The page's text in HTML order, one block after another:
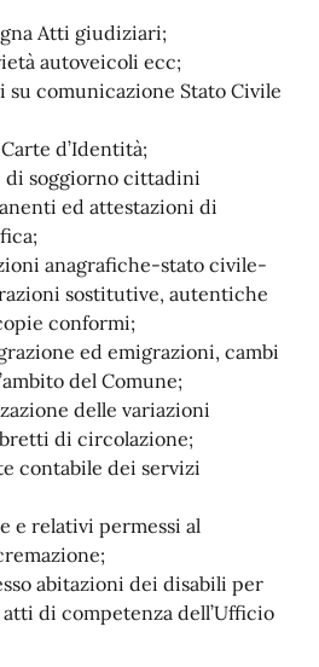
Atti giudiziari;
autoveicoli ecc;
su comunicazione Stato Civile
d’Identità;
di soggiorno cittadini
ed attestazioni di
anagrafiche-stato civile-
sostitutive, autentiche
conformi;
ed emigrazioni, cambi
del Comune;
delle variazioni
di circolazione;
contabile dei servizi
e relativi permessi al
abitazioni dei disabili per
di competenza dell’Ufficio